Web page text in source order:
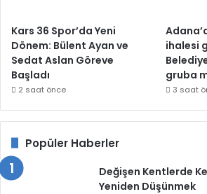
Kars 36 Spor’da Yeni
Dönem: Bülent Ayan ve
Sedat Aslan Göreve
Başladı
2 saat önce
ihalesi
gruba
3 saat
Popüler Haberler
Değişen Kentlerde
Yeniden Düşünmek